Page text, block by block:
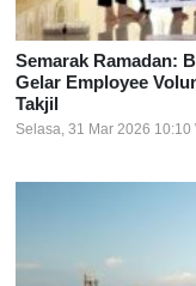
Semarak Ramadan:
Gelar Employee
Takjil
Selasa, 31 Mar 2026 10:10